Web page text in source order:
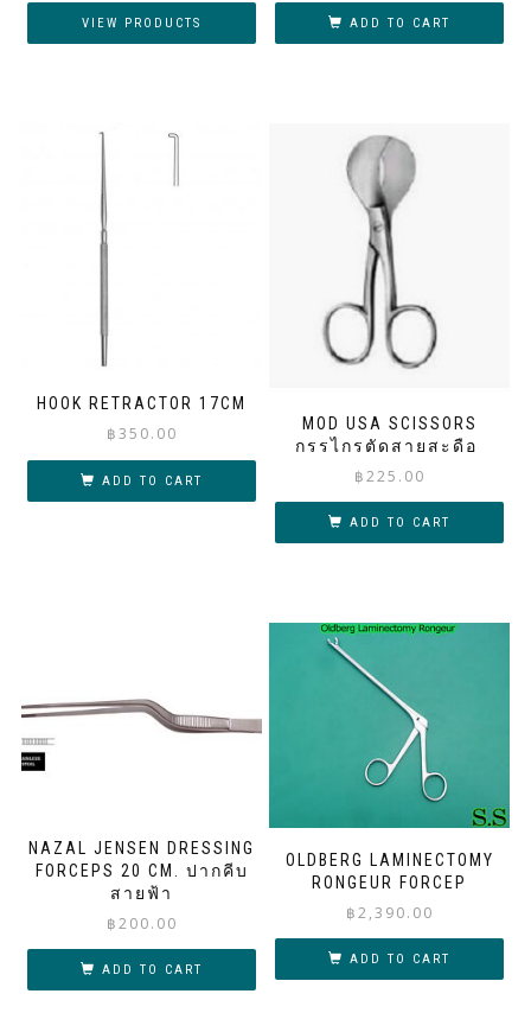
VIEW PRODUCTS ADD TO CART
HOOK RETRACTOR 17CM
฿350.00
ADD TO CART
MOD USA SCISSORS
กรรไกรตัดสายสะดือ
฿225.00
ADD TO CART
NAZAL JENSEN DRESSING
FORCEPS 20 CM. ปากคีบ
สายฟ้า
฿200.00
ADD TO CART
OLDBERG LAMINECTOMY
RONGEUR FORCEP
฿2,390.00
ADD TO CART